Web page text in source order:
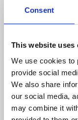
Consent
This website uses
We use cookies to
provide social
We also share
our social media,
may combine it
★ ★